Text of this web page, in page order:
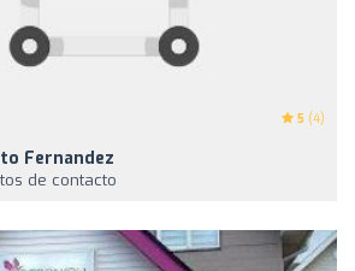
5 (4)
Fernandez
de contacto